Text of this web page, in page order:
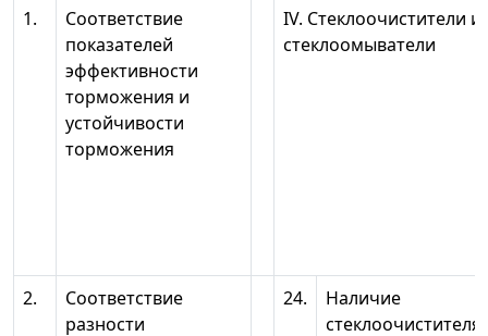
1.
Соответствие
показателей
эффективности
торможения и
устойчивости
торможения
IV. Стеклоочистители и
стеклоомыватели
2.
Соответствие
разности
24.
Наличие
стеклоочистителя